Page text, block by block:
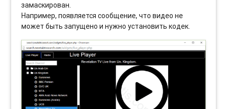
замаскирован.
Например, появляется сообщение, что видео не
может быть запущено и нужно установить кодек.